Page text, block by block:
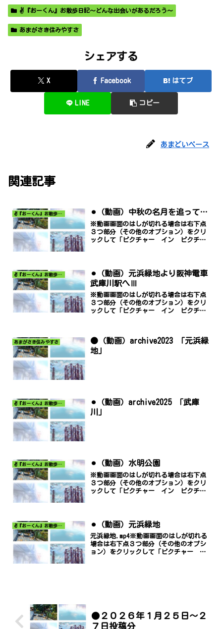
✌️『おーくん』お散歩日記〜どんな出会いがあるだろう〜
あまがさき住みやすさ
シェアする
X Facebook はてブ
LINE コピー
あまどいベース
関連記事
✌️『おーくん』お散歩日記〜どんな出会いがあるだろう〜 ⚫︎（動画）中秋の名月を追って…
※動画画面のはしが切れる場合は右下点
３つ部分（その他のオプション）をクリ
ックして「ピクチャー イン ピクチャ
✌️『おーくん』お散歩日記〜どんな出会いがあるだろう〜
⚫︎（動画）元浜緑地より阪神電車
武庫川駅へⅢ
※動画画面のはしが切れる場合は右下点
３つ部分（その他のオプション）をクリ
ックして「ピクチャー イン ピクチャ
あまがさき住みやすさ
●（動画）archive2023 「元浜緑
地」
✌️『おーくん』お散歩日記〜どんな出会いがあるだろう〜
⚫︎（動画）archive2025 「武庫
川」
✌️『おーくん』お散歩日記〜どんな出会いがあるだろう〜 ⚫︎（動画）水明公園
※動画画面のはしが切れる場合は右下点
３つ部分（その他のオプション）をクリ
ックして「ピクチャー イン ピクチャ
✌️『おーくん』お散歩日記〜どんな出会いがあるだろう〜 ⚫︎（動画）元浜緑地
元浜緑地.mp4※動画画面のはしが切れる
場合は右下点３つ部分（その他のオプシ
ョン）をクリックして「ピクチャー イ
●２０２６年１月２５日～２
７日投稿分